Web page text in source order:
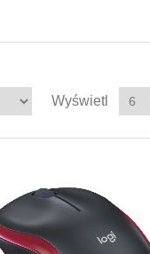
Wyświetl